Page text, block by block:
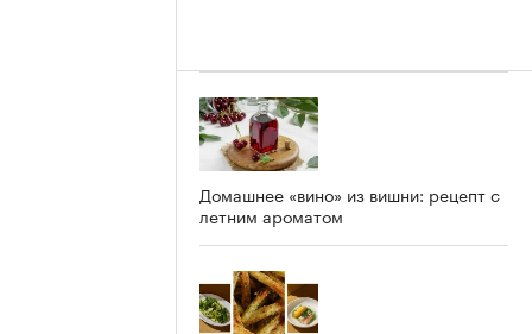
Домашнее «вино» из вишни: рецепт с
летним ароматом